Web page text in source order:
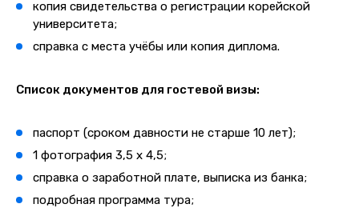
копия свидетельства о регистрации корейской
университета;
справка с места учёбы или копия диплома.
Список документов для гостевой визы:
паспорт (сроком давности не старше 10 лет);
1 фотография 3,5 х 4,5;
справка о заработной плате, выписка из банка;
подробная программа тура;